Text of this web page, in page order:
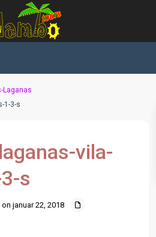
Laganas
1-3-s
vila-
s
januar 22, 2018